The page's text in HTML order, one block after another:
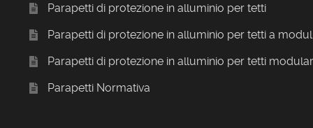
Parapetti di protezione in alluminio per tetti
Parapetti di protezione in alluminio per tetti a
Parapetti di protezione in alluminio per tetti
Parapetti Normativa